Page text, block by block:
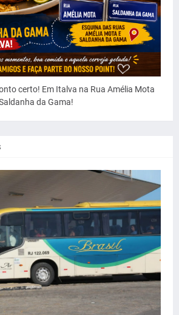
certo! Em Italva na Rua Amélia Mota
da Gama!